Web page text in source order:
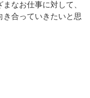
なお仕事に対して、
き合っていきたいと思